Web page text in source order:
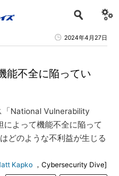
2024年4月27日
能不全に陥ってい
「National Vulnerability
よって機能不全に陥って
どのような不利益が生じる
Kapko ，Cybersecurity Dive]